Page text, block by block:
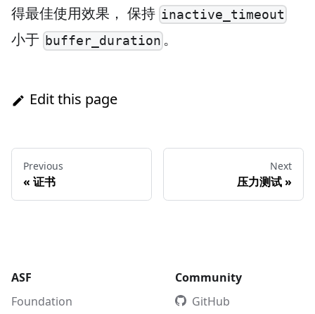
得最佳使用效果， 保持 inactive_timeout
小于 buffer_duration 。
Edit this page
Previous
« 证书
Next
压力测试»
ASF
Foundation
Community
GitHub